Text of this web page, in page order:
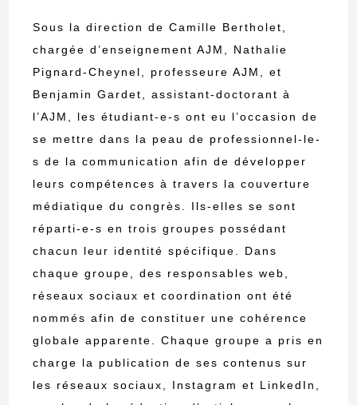
Sous la direction de Camille Bertholet,
chargée d’enseignement AJM, Nathalie
Pignard-Cheynel, professeure AJM, et
Benjamin Gardet, assistant-doctorant à
l’AJM, les étudiant-e-s ont eu l’occasion de
se mettre dans la peau de professionnel-le-
s de la communication afin de développer
leurs compétences à travers la couverture
médiatique du congrès. Ils-elles se sont
réparti-e-s en trois groupes possédant
chacun leur identité spécifique. Dans
chaque groupe, des responsables web,
réseaux sociaux et coordination ont été
nommés afin de constituer une cohérence
globale apparente. Chaque groupe a pris en
charge la publication de ses contenus sur
les réseaux sociaux, Instagram et LinkedIn,